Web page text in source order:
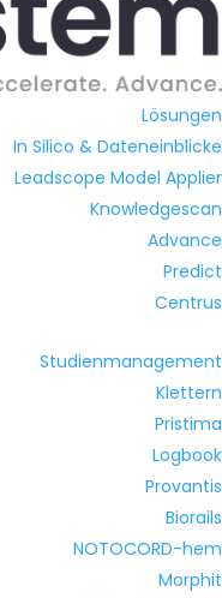
Lösungen
In Silico & Dateneinblicke
Leadscope Model Applier
Knowledgescan
Advance
Predict
Centrus
Studienmanagement
Klettern
Pristima
Logbook
Provantis
Biorails
NOTOCORD-hem
Morphit